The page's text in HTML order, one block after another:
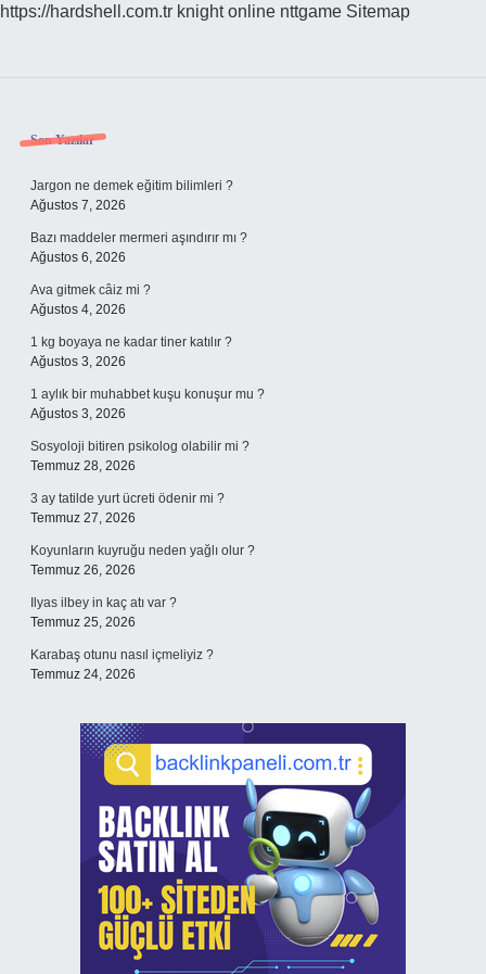
https://hardshell.com.tr knight online nttgame Sitemap
Sidebar
Son Yazılar
Jargon ne demek eğitim bilimleri ?
Ağustos 7, 2026
Bazı maddeler mermeri aşındırır mı ?
Ağustos 6, 2026
Ava gitmek câiz mi ?
Ağustos 4, 2026
1 kg boyaya ne kadar tiner katılır ?
Ağustos 3, 2026
1 aylık bir muhabbet kuşu konuşur mu ?
Ağustos 3, 2026
Sosyoloji bitiren psikolog olabilir mi ?
Temmuz 28, 2026
3 ay tatilde yurt ücreti ödenir mi ?
Temmuz 27, 2026
Koyunların kuyruğu neden yağlı olur ?
Temmuz 26, 2026
Ilyas ilbey in kaç atı var ?
Temmuz 25, 2026
Karabaş otunu nasıl içmeliyiz ?
Temmuz 24, 2026